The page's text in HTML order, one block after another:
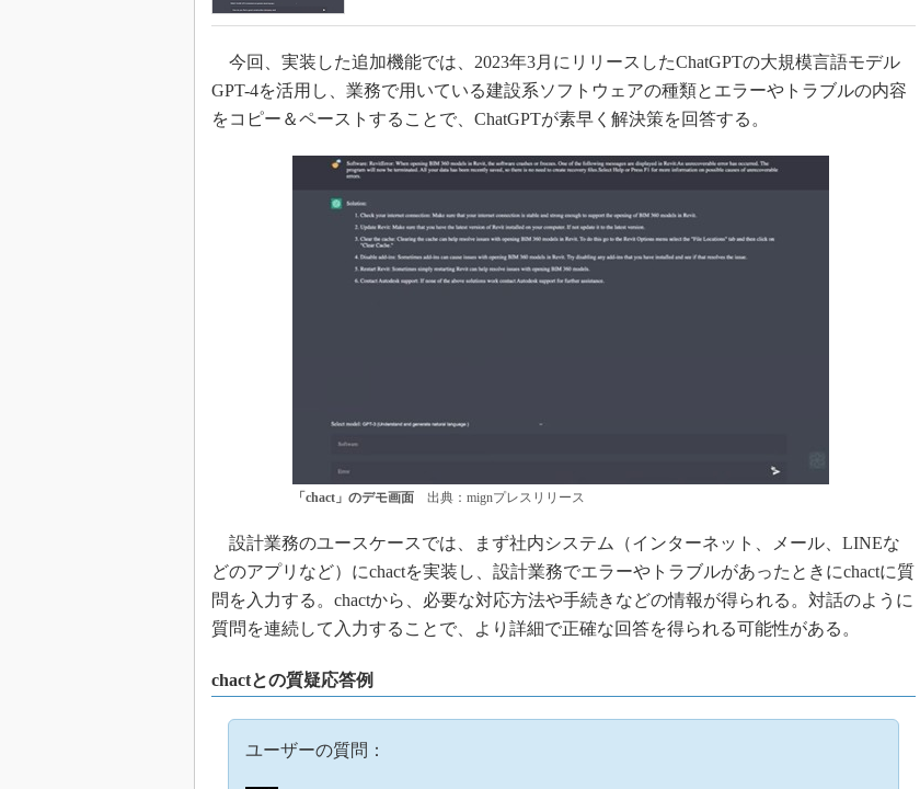
今回、実装した追加機能では、2023年3月にリリースしたChatGPTの大規模言語モデル
GPT-4を活用し、業務で用いている建設系ソフトウェアの種類とエラーやトラブルの内容
をコピー＆ペーストすることで、ChatGPTが素早く解決策を回答する。
「chact」のデモ画面出典：mignプレスリリース
設計業務のユースケースでは、まず社内システム（インターネット、メール、LINEな
どのアプリなど）にchactを実装し、設計業務でエラーやトラブルがあったときにchactに質
問を入力する。chactから、必要な対応方法や手続きなどの情報が得られる。対話のように
質問を連続して入力することで、より詳細で正確な回答を得られる可能性がある。
chactとの質疑応答例
ユーザーの質問：